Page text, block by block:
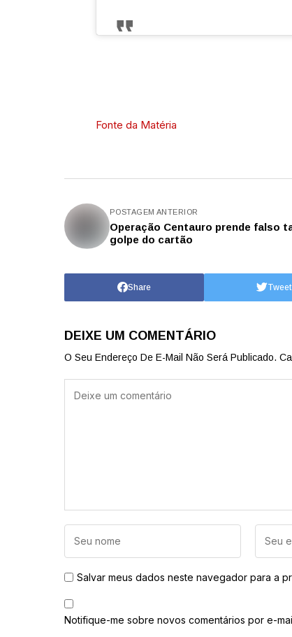
Fonte da Matéria
POSTAGEM ANTERIOR
Operação Centauro prende falso
golpe do cartão
Share Tweet
DEIXE UM COMENTÁRIO
O Seu Endereço De E-Mail Não Será Publicado.
Salvar meus dados neste navegador para a
Notifique-me sobre novos comentários por e-